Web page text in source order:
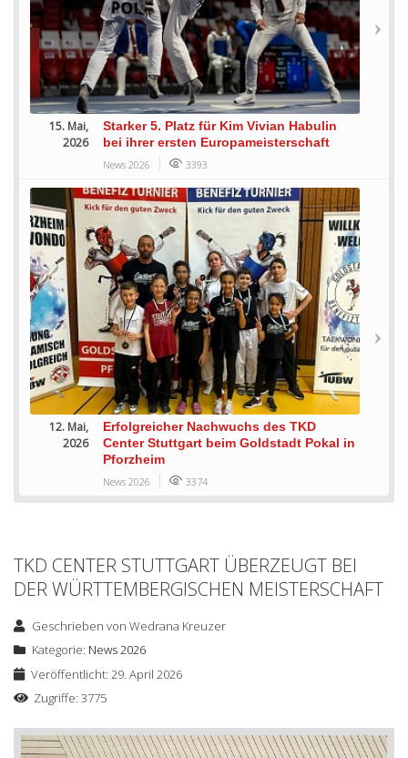
15. Mai,
2026
Starker 5. Platz für Kim Vivian Habulin
bei ihrer ersten Europameisterschaft
News 2026 3393
12. Mai,
2026
Erfolgreicher Nachwuchs des TKD
Center Stuttgart beim Goldstadt Pokal in
Pforzheim
News 2026 3374
TKD CENTER STUTTGART ÜBERZEUGT BEI
DER WÜRTTEMBERGISCHEN MEISTERSCHAFT
Geschrieben vonWedrana Kreuzer
Kategorie: News 2026
Veröffentlicht: 29. April 2026
Zugriffe: 3775